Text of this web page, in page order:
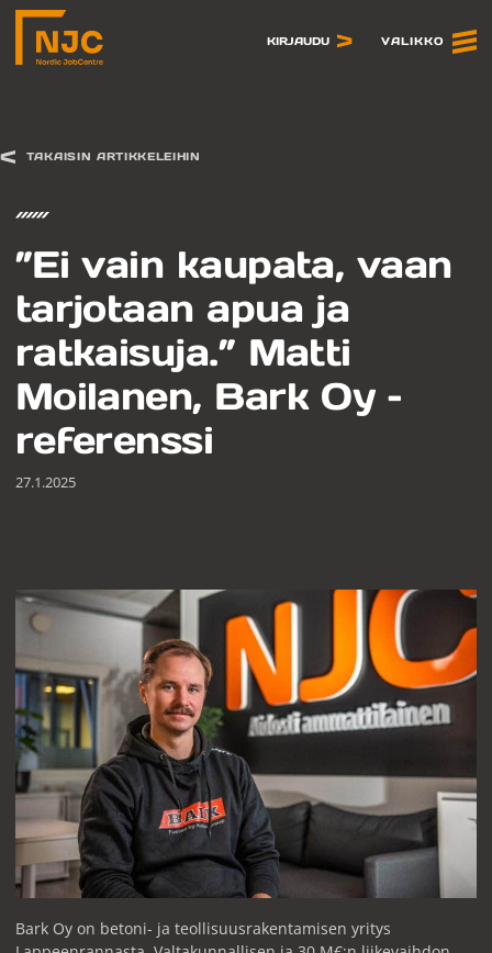
Siirry
sisältöön
KIRJAUDU VALIKKO
TAKAISIN ARTIKKELEIHIN
”Ei vain kaupata, vaan
tarjotaan apua ja
ratkaisuja.” Matti
Moilanen, Bark Oy –
referenssi
27.1.2025
Bark Oy on betoni- ja teollisuusrakentamisen yritys